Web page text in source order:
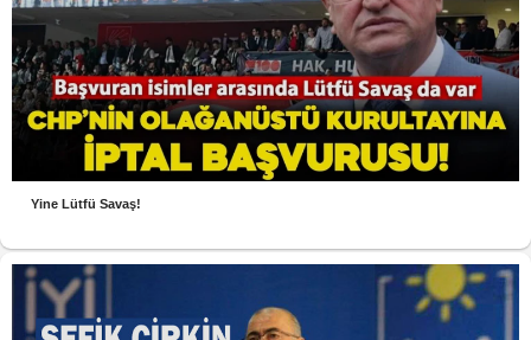
Yine Lütfü Savaş!